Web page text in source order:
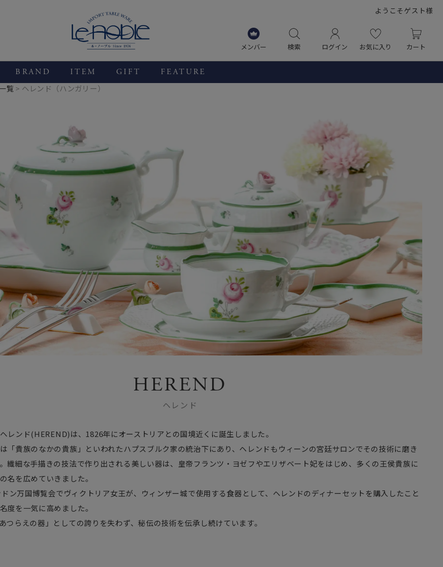
ようこそゲスト様
メンバー 検索 ログイン お気に入り カート
BRAND ITEM GIFT
FEATURE
覧
ヘレンド（ハンガリー）
HEREND
ヘレンド
レンド(HEREND)は、1826年にオーストリアとの国境近くに誕生しました。
「貴族のなかの貴族」といわれたハプスブルク家の統治下にあり、ヘレンドもウィーンの宮廷サロンでその技術に磨き
繊細な手描きの技法で作り出される美しい器は、皇帝フランツ・ヨゼフやエリザベート妃をはじめ、多くの王侯貴族に
名を広めていきました。
ン万国博覧会でヴィクトリア女王が、ウィンザー城で使用する食器として、ヘレンドのディナーセットを購入したこと
度を一気に高めました。
つらえの器」としての誇りを失わず、秘伝の技術を伝承し続けています。